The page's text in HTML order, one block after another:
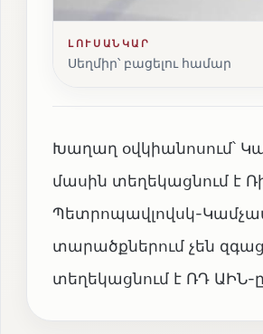
ԼՈՒՍԱՆԿԱՐ
Սեղմիր՝ բացելու համար
Խաղաղ օվկիանոսում՝
մասին տեղեկացնում է
Պետրոպավլովսկ-
տարածքներում չեն
տեղեկացնում է ՌԴ ԱԻՆ-